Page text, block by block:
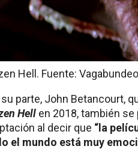
Hell. Fuente:
su parte, John Betancourt,
Hell en 2018, también
al decir que “la
el mundo está muy